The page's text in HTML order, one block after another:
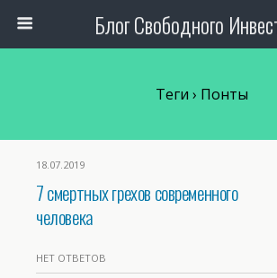
Блог Свободного
Теги › Понты
18.07.2019
7 смертных грехов современного
человека
НЕТ ОТВЕТОВ